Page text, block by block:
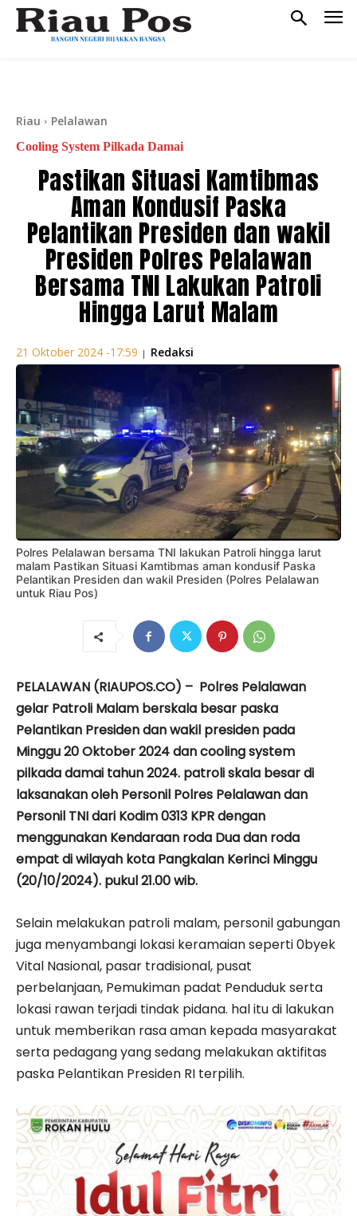
Riau Pelalawan
Cooling System Pilkada Damai
Pastikan Situasi Kamtibmas
Aman Kondusif Paska
Pelantikan Presiden dan wakil
Presiden Polres Pelalawan
Bersama TNI Lakukan Patroli
Hingga Larut Malam
21 Oktober 2024 -17:59 | Redaksi
Polres Pelalawan bersama TNI lakukan Patroli hingga larut
malam Pastikan Situasi Kamtibmas aman kondusif Paska
Pelantikan Presiden dan wakil Presiden (Polres Pelalawan
untuk Riau Pos)
PELALAWAN (RIAUPOS.CO) – Polres Pelalawan
gelar Patroli Malam berskala besar paska
Pelantikan Presiden dan wakil presiden pada
Minggu 20 Oktober 2024 dan cooling system
pilkada damai tahun 2024. patroli skala besar di
laksanakan oleh Personil Polres Pelalawan dan
Personil TNI dari Kodim 0313 KPR dengan
menggunakan Kendaraan roda Dua dan roda
empat di wilayah kota Pangkalan Kerinci Minggu
(20/10/2024). pukul 21.00 wib.
Selain melakukan patroli malam, personil gabungan
juga menyambangi lokasi keramaian seperti 0byek
Vital Nasional, pasar tradisional, pusat
perbelanjaan, Pemukiman padat Penduduk serta
lokasi rawan terjadi tindak pidana. hal itu di lakukan
untuk memberikan rasa aman kepada masyarakat
serta pedagang yang sedang melakukan aktifitas
paska Pelantikan Presiden RI terpilih.